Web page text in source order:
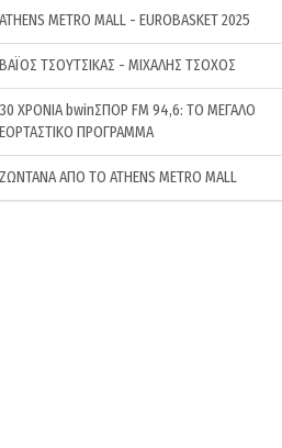
ATHENS METRO MALL - EUROBASKET 2025
ΒΑΪΟΣ ΤΣΟΥΤΣΙΚΑΣ - ΜΙΧΑΛΗΣ ΤΣΟΧΟΣ
30 ΧΡΟΝΙΑ bwinΣΠΟΡ FM 94,6: ΤΟ ΜΕΓΑΛΟ
ΕΟΡΤΑΣΤΙΚΟ ΠΡΟΓΡΑΜΜΑ
ΖΩΝΤΑΝΑ ΑΠΟ ΤΟ ATHENS METRO MALL